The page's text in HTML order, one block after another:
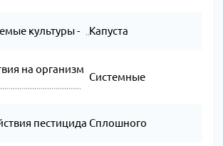
культуры - Капуста
на организм
Системные
пестицида Сплошного